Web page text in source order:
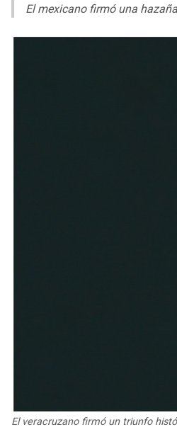
El mexicano firmó una
El veracruzano firmó un triunfo